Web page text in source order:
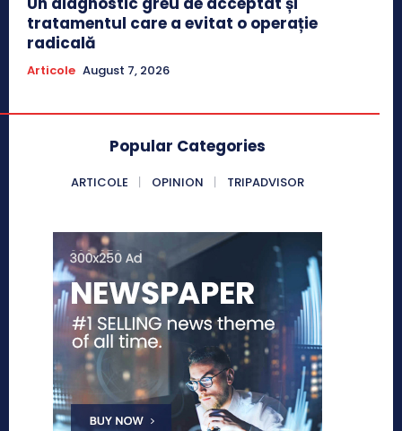
tratamentul care a evitat o operație
radicală
Articole August 7, 2026
Popular Categories
ARTICOLE OPINION TRIPADVISOR